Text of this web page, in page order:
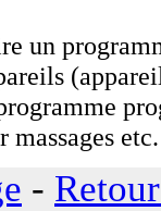
un
etc.
-